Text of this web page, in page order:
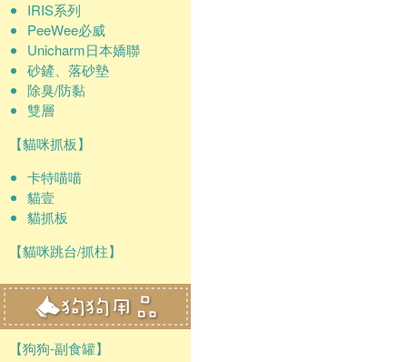
IRIS系列
PeeWee必威
Unicharm日本嬌聯
砂鏟、落砂墊
除臭/防黏
雙層
【貓咪抓板】
卡特喵喵
貓壹
貓抓板
【貓咪跳台/抓柱】
【狗狗-副食罐】